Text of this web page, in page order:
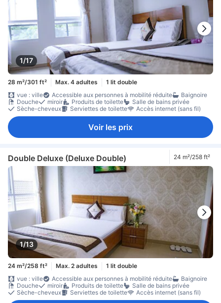
1/17
28 m²/301 ft² Max. 4 adultes
1 lit double
vue : ville
Accessible aux personnes à mobilité réduite
Baignoire
Douche
miroir Produits de toilette
Salle de bains privée
Sèche-cheveux
Serviettes de toilette Accès internet (sans fil)
Voir les prix
Double Deluxe (Deluxe Double) 24 m²/258 ft²
1/13
24 m²/258 ft² Max. 2 adultes
1 lit double
vue : ville
Accessible aux personnes à mobilité réduite
Baignoire
Douche
miroir Produits de toilette
Salle de bains privée
Sèche-cheveux
Serviettes de toilette Accès internet (sans fil)